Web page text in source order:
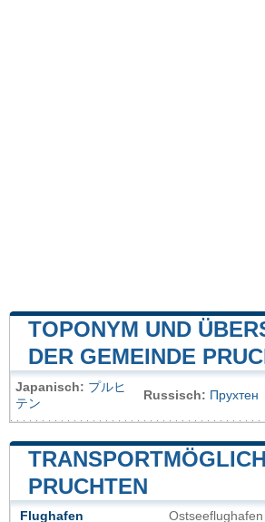
TOPONYM UND
DER GEMEINDE
Japanisch: プルヒ
テン
Russisch: Прухтен
PRUCHTEN
Flughafen